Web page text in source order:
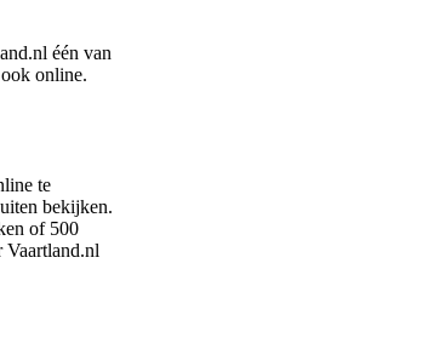
één van
online.
te
bekijken.
of 500
Vaartland.nl